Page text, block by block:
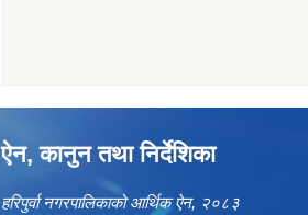
ऐन, कानुन तथा निर्देशिका
हरिपुर्वा नगरपालिकाको आर्थिक ऐन, २०८३